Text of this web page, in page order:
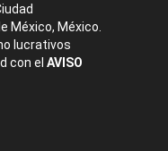
México, México.
lucrativos
con el AVISO